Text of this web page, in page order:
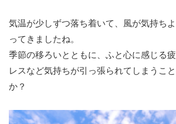
気温が少しずつ落ち着いて、風が気持ち
ってきましたね。
季節の移ろいとともに、ふと心に感じる
レスなど気持ちが引っ張られてしまうこ
か？